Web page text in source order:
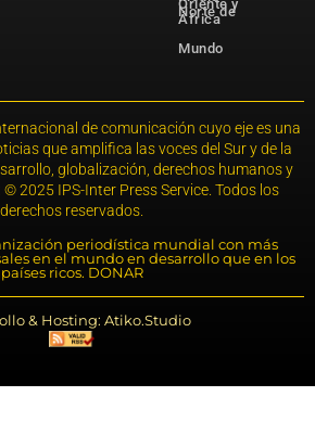
Oriente y
Norte de
África
Mundo
de comunicación cuyo eje es una
que amplifica las voces del Sur y de la
globalización, derechos humanos y
2025 IPS-Inter Press Service. Todos los
derechos reservados.
periodística mundial con más
en el mundo en desarrollo que en los
países ricos. DONAR
& Hosting: Atiko.Studio